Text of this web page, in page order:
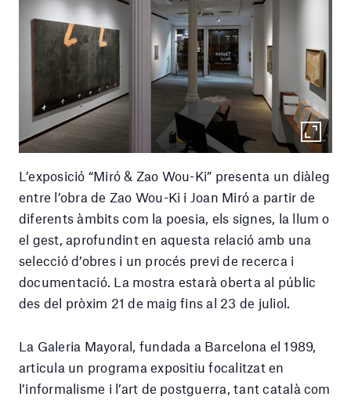
L’exposició “Miró & Zao Wou-Ki” presenta un diàleg
entre l’obra de Zao Wou-Ki i Joan Miró a partir de
diferents àmbits com la poesia, els signes, la llum o
el gest, aprofundint en aquesta relació amb una
selecció d’obres i un procés previ de recerca i
documentació. La mostra estarà oberta al públic
des del pròxim 21 de maig fins al 23 de juliol.
La Galeria Mayoral, fundada a Barcelona el 1989,
articula un programa expositiu focalitzat en
l’informalisme i l’art de postguerra, tant català com